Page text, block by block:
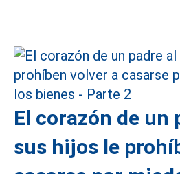
El corazón de un
sus hijos le